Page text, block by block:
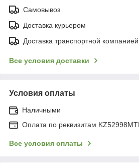
Самовывоз
Доставка курьером
Доставка транспортной компанией
Все условия доставки
Условия оплаты
Наличными
Оплата по реквизитам
Все условия оплаты